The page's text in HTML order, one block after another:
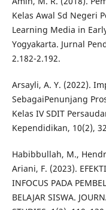
Kelas Awal Sd Negeri
Learning Media in
Yogyakarta. Jurnal
2.182-2.192.
Arsayli, A. Y. (2022).
SebagaiPenunjang
Kelas IV SDIT
Kependidikan, 10(2),
Habibbullah, M.,
Ariani, F. (2023).
INFOCUS PADA
BELAJAR SISWA.